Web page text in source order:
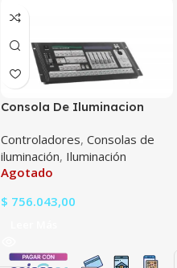
Consola De Iluminacion
Controladores, Consolas de
iluminación, Iluminación
Agotado
$ 756.043,00